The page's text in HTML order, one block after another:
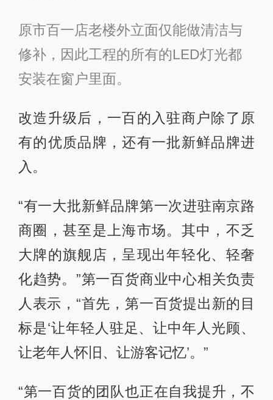
原市百一店老楼外立面仅能做清洁与
修补，因此工程的所有的LED灯光都
安装在窗户里面。
改造升级后，一百的入驻商户除了原
有的优质品牌，还有一批新鲜品牌进
入。
“有一大批新鲜品牌第一次进驻南京路
商圈，甚至是上海市场。其中，不乏
大牌的旗舰店，呈现出年轻化、轻奢
化趋势。”第一百货商业中心相关负责
人表示，“首先，第一百货提出新的目
标是‘让年轻人驻足、让中年人光顾、
让老年人怀旧、让游客记忆’。”
“第一百货的团队也正在自我提升，不